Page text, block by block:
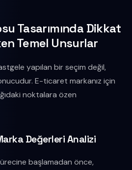
Tasarımında Dikkat
Temel Unsurlar
yapılan bir seçim değil,
E-ticaret markanız için
noktalara özen
Değerleri Analizi
başlamadan önce,